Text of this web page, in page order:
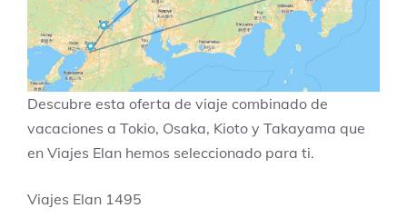
Descubre esta oferta de viaje combinado de
vacaciones a Tokio, Osaka, Kioto y Takayama que
en Viajes Elan hemos seleccionado para ti.
Viajes Elan 1495